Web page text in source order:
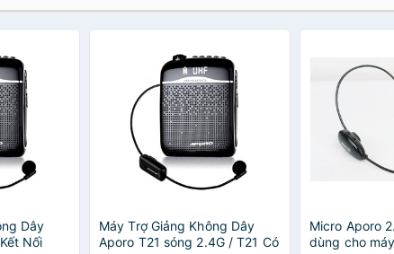
Dây
Nối
Máy Trợ Giảng Không Dây
Aporo T21 sóng 2.4G / T21 Có
Micro Aporo
dùng cho